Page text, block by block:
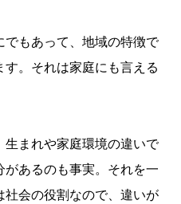
もあって、地域の特徴で
。それは家庭にも言える
まれや家庭環境の違いで
あるのも事実。それを一
会の役割なので、違いが